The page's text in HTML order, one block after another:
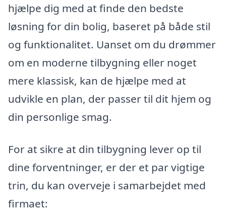
hjælpe dig med at finde den bedste
løsning for din bolig, baseret på både stil
og funktionalitet. Uanset om du drømmer
om en moderne tilbygning eller noget
mere klassisk, kan de hjælpe med at
udvikle en plan, der passer til dit hjem og
din personlige smag.
For at sikre at din tilbygning lever op til
dine forventninger, er der et par vigtige
trin, du kan overveje i samarbejdet med
firmaet: